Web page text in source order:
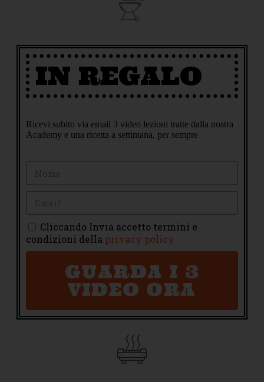
IN REGALO
Ricevi subito via email 3 video lezioni tratte dalla nostra
Academy e una ricetta a settimana, per sempre
Cliccando Invia accetto termini e
condizioni della privacy policy
GUARDA I 3
VIDEO ORA